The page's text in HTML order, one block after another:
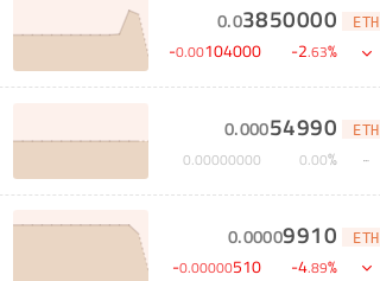
0.03850000 ETH
-0.00104000 -2.63%
0.00054990 ETH
0.00000000 0.00%
0.00009910 ETH
-0.00000510 -4.89%